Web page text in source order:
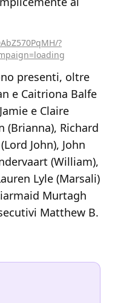
?
presenti, oltre
e Caitriona Balfe
e Claire
(Brianna), Richard
John), John
(William),
Lyle (Marsali)
Murtagh
Matthew B.